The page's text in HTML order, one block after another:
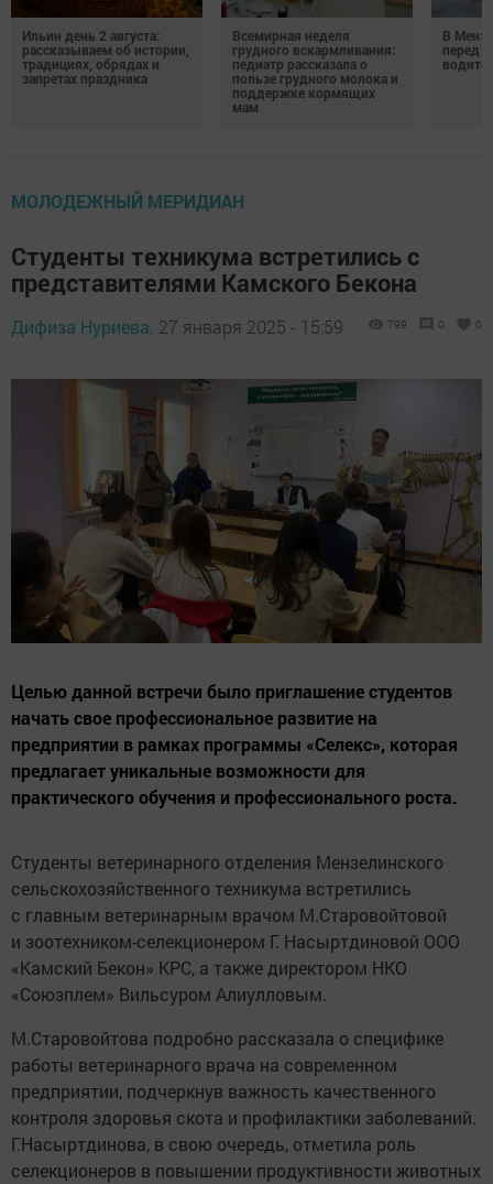
Ильин день 2 августа:
рассказываем об истории,
традициях, обрядах и
запретах праздника
Всемирная неделя
грудного вскармливания:
педиатр рассказала о
пользе грудного молока и
поддержке кормящих
мам
В
перед
МОЛОДЕЖНЫЙ МЕРИДИАН
Студенты техникума встретились с
представителями Камского Бекона
Дифиза Нуриева, 27 января 2025 - 15:59 799 0 0
Целью данной встречи было приглашение студентов
начать свое профессиональное развитие на
предприятии в рамках программы «Селекс», которая
предлагает уникальные возможности для
практического обучения и профессионального роста.
Студенты ветеринарного отделения Мензелинского
сельскохозяйственного техникума встретились
с главным ветеринарным врачом М.Старовойтовой
и зоотехником-селекционером Г. Насыртдиновой ООО
«Камский Бекон» КРС, а также директором НКО
«Союзплем» Вильсуром Алиулловым.
М.Старовойтова подробно рассказала о специфике
работы ветеринарного врача на современном
предприятии, подчеркнув важность качественного
контроля здоровья скота и профилактики заболеваний.
Г.Насыртдинова, в свою очередь, отметила роль
селекционеров в повышении продуктивности животных